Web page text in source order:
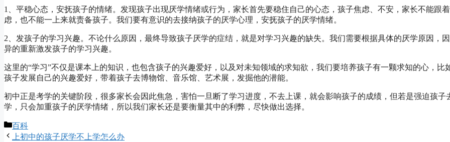
1、平稳心态，安抚孩子的情绪。发现孩子出现厌学情绪或行为，家长首先要稳住自己的心态，孩子焦虑、不安，家长不能跟
虑，也不能一上来就责备孩子。我们要有意识的去接纳孩子的厌学心理，安抚孩子的厌学情绪。
2、发孩子的学习兴趣。不论什么原因，最终导致孩子厌学的症结，就是对学习兴趣的缺失。我们需要根据具体的厌学原因，
异的重新激发孩子的学习兴趣。
这里的“学习”不仅是课本上的知识，也包含孩子的兴趣爱好，以及对未知领域的求知欲，我们要培养孩子有一颗求知的心，比
孩子发展自己的兴趣爱好，带着孩子去博物馆、音乐馆、艺术展，发掘他的潜能。
初中正是考学的关键阶段，很多家长会因此焦急，害怕一旦断了学习进度，不去上课，就会影响孩子的成绩，但若是强迫孩子
学，只会加重孩子的厌学情绪，所以我们家长还是要衡量其中的利弊，尽快做出选择。
分
类
百科
上初中的孩子厌学不上学怎么办